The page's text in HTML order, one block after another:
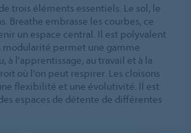
trois éléments essentiels. Le sol, le
Breathe embrasse les courbes, ce
un espace central. Il est polyvalent
modularité permet une gamme
à l'apprentissage, au travail et à la
où l'on peut respirer. Les cloisons
flexibilité et une évolutivité. Il est
espaces de détente de différentes